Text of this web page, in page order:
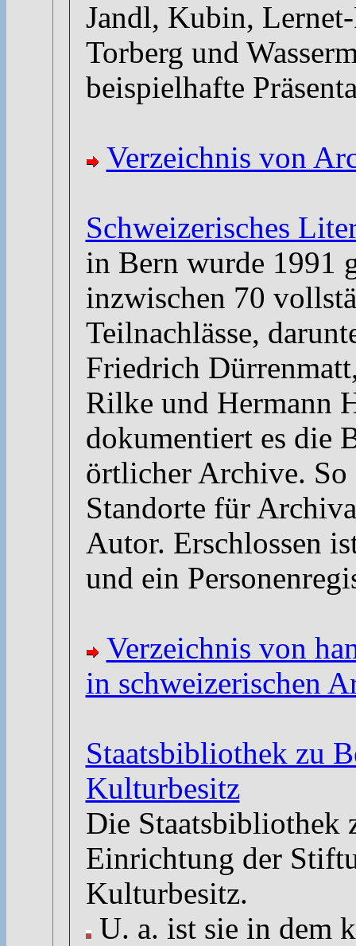
Jandl, Kubin,
Torberg und
beispielhafte
Verzeichnis von
Schweizerisches
in Bern wurde 1991
inzwischen 70
Teilnachlässe,
Friedrich
Rilke und Hermann
dokumentiert es die
örtlicher Archive.
Standorte für
Autor. Erschlossen
und ein
Verzeichnis von
in schweizerischen
Staatsbibliothek zu
Kulturbesitz
Die Staatsbibliothek
Einrichtung der
Kulturbesitz.
U. a. ist sie in dem